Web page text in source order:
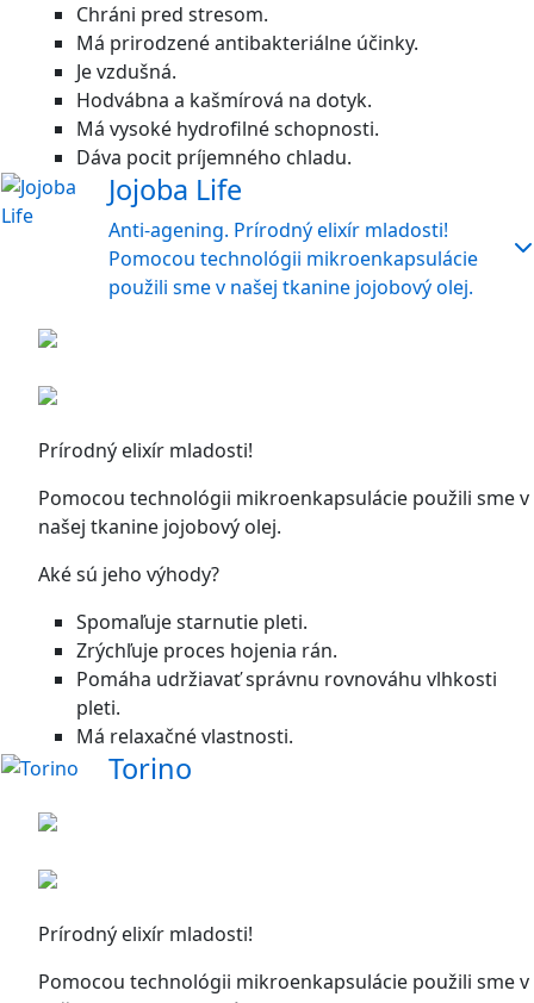
Chráni pred stresom.
Má prirodzené antibakteriálne účinky.
Je vzdušná.
Hodvábna a kašmírová na dotyk.
Má vysoké hydrofilné schopnosti.
Dáva pocit príjemného chladu.
Jojoba Life
Anti-agening. Prírodný elixír mladosti!
Pomocou technológii mikroenkapsulácie
použili sme v našej tkanine jojobový olej.
Prírodný elixír mladosti!
Pomocou technológii mikroenkapsulácie použili sme v
našej tkanine jojobový olej.
Aké sú jeho výhody?
Spomaľuje starnutie pleti.
Zrýchľuje proces hojenia rán.
Pomáha udržiavať správnu rovnováhu vlhkosti
pleti.
Má relaxačné vlastnosti.
Torino
Prírodný elixír mladosti!
Pomocou technológii mikroenkapsulácie použili sme v